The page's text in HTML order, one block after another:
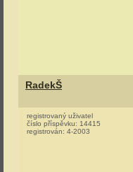
RadekŠ
registrovaný uživatel
číslo příspěvku: 14415
registrován: 4-2003